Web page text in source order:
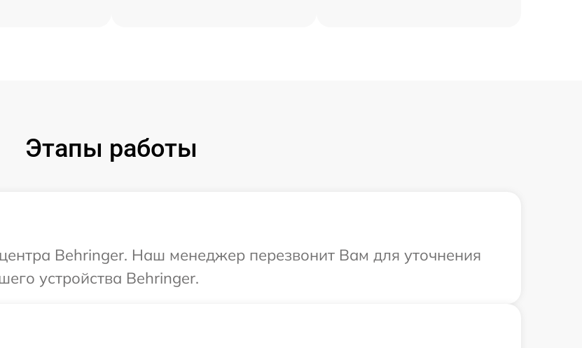
Этапы работы
Behringer. Наш менеджер перезвонит Вам для уточнения
устройства Behringer.